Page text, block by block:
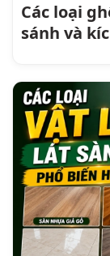
Các loại
sánh và